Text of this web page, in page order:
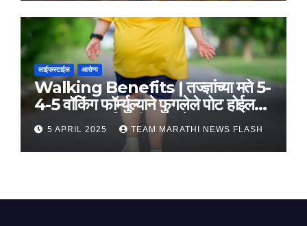
लाईफस्टाईल आरोग्य
Walking Benefits | तज्ज्ञांच्या मते 5-
4-5 वॉकिंग फॉर्म्युल्याने फुगलेले पोट होईल
लवकर सपाट, मिळतील फायदे
5 APRIL 2025 TEAM MARATHI NEWS FLASH